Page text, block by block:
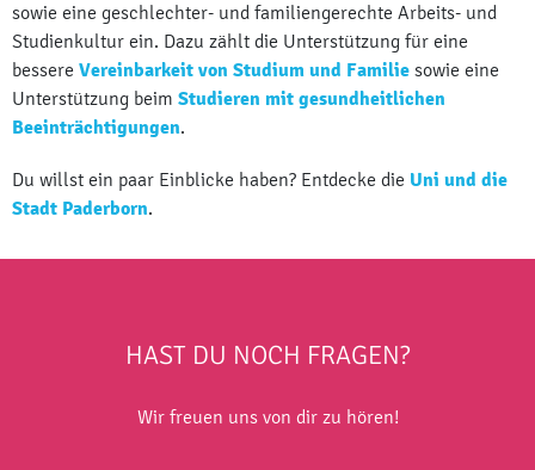
sowie eine geschlechter- und familiengerechte Arbeits- und
Studienkultur ein. Dazu zählt die Unterstützung für eine
bessere Vereinbarkeit von Studium und Familie sowie eine
Unterstützung beim Studieren mit gesundheitlichen
Beeinträchtigungen.
Du willst ein paar Einblicke haben? Entdecke die Uni und die
Stadt Paderborn.
HAST DU NOCH FRAGEN?
Wir freuen uns von dir zu hören!